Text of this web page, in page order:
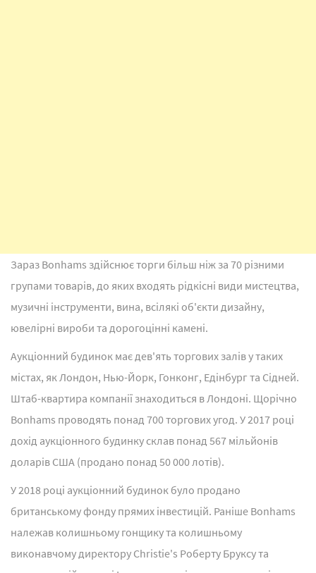
Зараз Bonhams здійснює торги більш ніж за 70 різними
групами товарів, до яких входять рідкісні види мистецтва,
музичні інструменти, вина, всілякі об'єкти дизайну,
ювелірні вироби та дорогоцінні камені.
Аукціонний будинок має дев'ять торгових залів у таких
містах, як Лондон, Нью-Йорк, Гонконг, Едінбург та Сідней.
Штаб-квартира компанії знаходиться в Лондоні. Щорічно
Bonhams проводять понад 700 торгових угод. У 2017 році
дохід аукціонного будинку склав понад 567 мільйонів
доларів США (продано понад 50 000 лотів).
У 2018 році аукціонний будинок було продано
британському фонду прямих інвестицій. Раніше Bonhams
належав колишньому гонщику та колишньому
виконавчому директору Christie's Роберту Бруксу та